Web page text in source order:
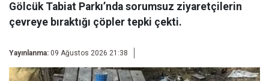
Gölcük Tabiat Parkı’nda sorumsuz ziyaretçilerin
çevreye bıraktığı çöpler tepki çekti.
Yayınlanma: 09 Ağustos 2026 21:38